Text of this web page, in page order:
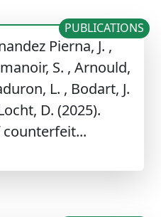
Pierna, J. ,
S. , Arnould,
L. , Bodart, J.
D. (2025).
PUBLICATIONS